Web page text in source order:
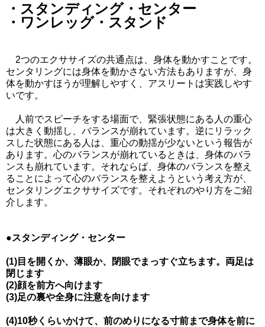
・スタンディング・センター
・ワンレッグ・スタンド
2つのエクササイズの共通点は、身体を動かすことです。
センタリングには身体を動かさない方法もありますが、身
体を動かすほうが理解しやすく、アスリートは実践しやす
いです。
人前でスピーチをする場面で、緊張状態にある人の重心
は大きく動揺し、バランスが崩れています。逆にリラック
スした状態にある人は、重心の動揺が少ないという報告が
あります。心のバランスが崩れているときは、身体のバラ
ンスも崩れています。それならば、身体のバランスを整え
ることによって心のバランスを整えようという考え方が、
センタリングエクササイズです。それぞれのやり方をご紹
介します。
●スタンディング・センター
(1)目を開くか、薄眼か、閉眼でまっすぐ立ちます。両足は
閉じます
(2)顔を前方へ向けます
(3)足の裏や全身に注意を向けます
(4)10秒くらいかけて、前のめりになる寸前まで身体を前に